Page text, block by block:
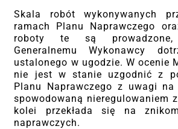
Skala robót wykonywanych
ramach Planu Naprawczego
roboty te są
Generalnemu Wykonawcy
ustalonego w ugodzie. W ocenie
nie jest w stanie uzgodnić z
Planu Naprawczego z uwagi
spowodowaną nieregulowaniem
kolei przekłada się na
naprawczych.